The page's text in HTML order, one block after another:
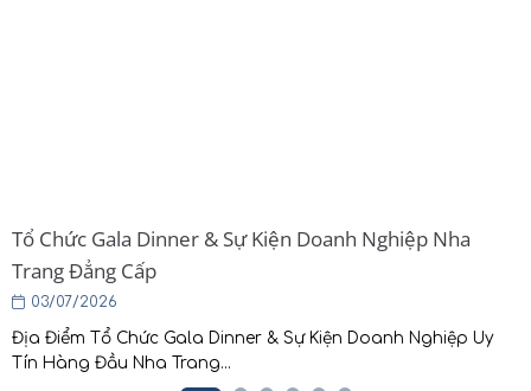
Tổ Chức Gala Dinner & Sự Kiện Doanh Nghiệp Nha
Trang Đẳng Cấp
03/07/2026
Địa Điểm Tổ Chức Gala Dinner & Sự Kiện Doanh Nghiệp Uy
Tín Hàng Đầu Nha Trang...